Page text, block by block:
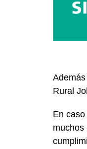
Rural
En
muchos